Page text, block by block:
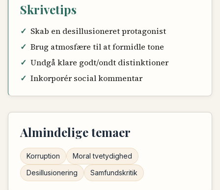
Skrivetips
✓ Skab en desillusioneret protagonist
✓ Brug atmosfære til at formidle tone
✓ Undgå klare godt/ondt distinktioner
✓ Inkorporér social kommentar
Almindelige temaer
Korruption
Moral tvetydighed
Desillusionering
Samfundskritik